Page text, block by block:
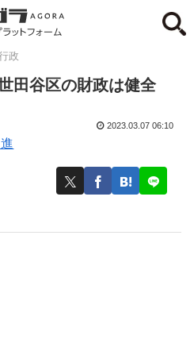
政
田谷区の財政は健全
2023.03.07 06:10